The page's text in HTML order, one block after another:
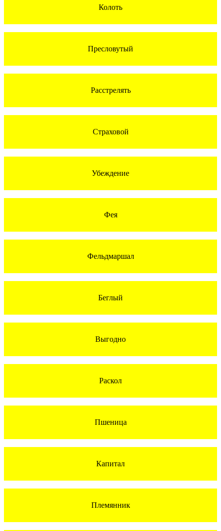
Колоть
Пресловутый
Расстрелять
Страховой
Убеждение
Фея
Фельдмаршал
Беглый
Выгодно
Раскол
Пшеница
Капитал
Племянник